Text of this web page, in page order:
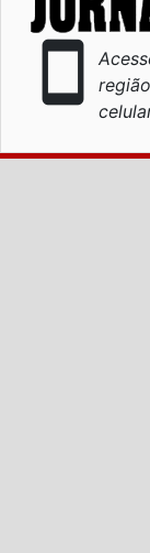
smartphone